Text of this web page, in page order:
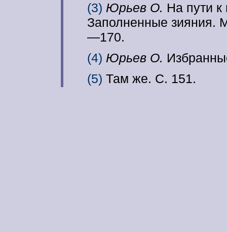
(3) Юрьев О. На пути
Заполненные зияния.
—170.
(4) Юрьев О.
(5) Там же. С. 151.